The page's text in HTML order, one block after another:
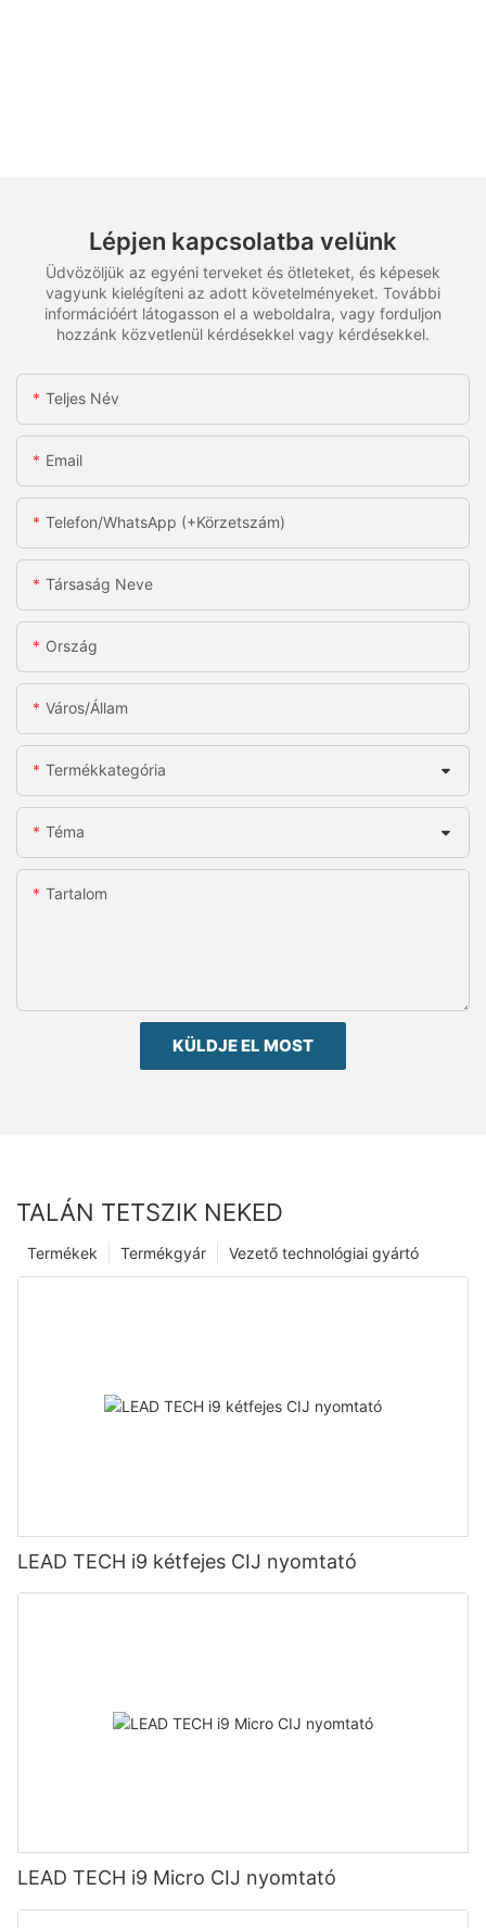
Lépjen kapcsolatba velünk
Üdvözöljük az egyéni terveket és ötleteket, és képesek
vagyunk kielégíteni az adott követelményeket. További
információért látogasson el a weboldalra, vagy forduljon
hozzánk közvetlenül kérdésekkel vagy kérdésekkel.
Teljes Név
Email
Telefon/WhatsApp (+körzetszám)
Társaság Neve
Ország
Város/állam
Termékkategória
Téma
Tartalom
KÜLDJE EL MOST
TALÁN TETSZIK NEKED
Vezető technológiai gyártó
Termékgyár
Termékek
LEAD TECH i9 kétfejes CIJ nyomtató
LEAD TECH i9 Micro CIJ nyomtató